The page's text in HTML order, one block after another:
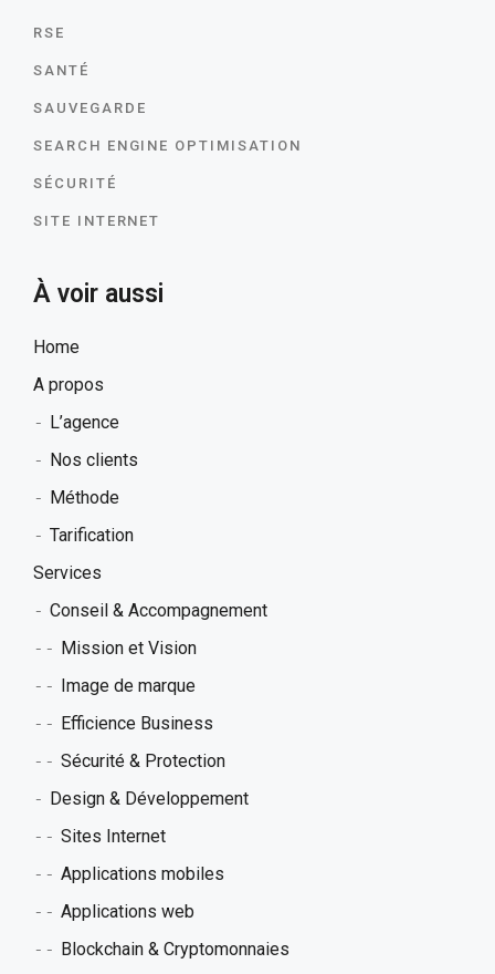
CONTACT
RSE
SANTÉ
SAUVEGARDE
SEARCH ENGINE OPTIMISATION
SÉCURITÉ
SITE INTERNET
À voir aussi
Home
A propos
L’agence
Nos clients
Méthode
Tarification
Services
Conseil & Accompagnement
Mission et Vision
Image de marque
Efficience Business
Sécurité & Protection
Design & Développement
Sites Internet
Applications mobiles
Applications web
Blockchain & Cryptomonnaies